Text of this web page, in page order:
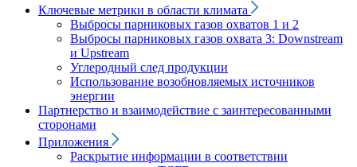
Ключевые метрики в области климата
Выбросы парниковых газов охватов 1 и 2
Выбросы парниковых газов охвата 3: Downstream
и Upstream
Углеродный след продукции
Использование возобновляемых источников
энергии
Партнерство и взаимодействие с заинтересованными
сторонами
Приложения
Раскрытие информации в соответствии